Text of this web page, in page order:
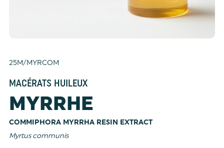
25M/MYRCOM
MACÉRATS HUILEUX
MYRRHE
COMMIPHORA MYRRHA RESIN EXTRACT
Myrtus communis